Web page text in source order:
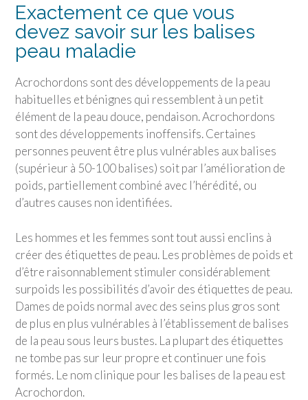
Exactement ce que vous
devez savoir sur les balises
peau maladie
Acrochordons sont des développements de la peau
habituelles et bénignes qui ressemblent à un petit
élément de la peau douce, pendaison. Acrochordons
sont des développements inoffensifs. Certaines
personnes peuvent être plus vulnérables aux balises
(supérieur à 50-100 balises) soit par l’amélioration de
poids, partiellement combiné avec l’hérédité, ou
d’autres causes non identifiées.
Les hommes et les femmes sont tout aussi enclins à
créer des étiquettes de peau. Les problèmes de poids et
d’être raisonnablement stimuler considérablement
surpoids les possibilités d’avoir des étiquettes de peau.
Dames de poids normal avec des seins plus gros sont
de plus en plus vulnérables à l’établissement de balises
de la peau sous leurs bustes. La plupart des étiquettes
ne tombe pas sur leur propre et continuer une fois
formés. Le nom clinique pour les balises de la peau est
Acrochordon.